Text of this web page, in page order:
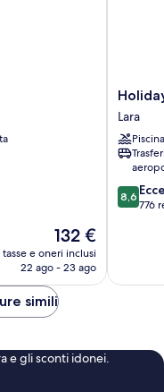
Il
prezzo
attuale
132 €
132 €
tasse e oneri inclusi
22 ago - 23 ago
Holiday
Inn
Antalya
-
Lara
IHG
Lara
Lara
Piscina
8.6
su
8,6
776
simili
e gli sconti idonei.